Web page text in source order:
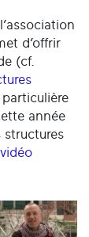
d’offrir
(cf.
année
structures